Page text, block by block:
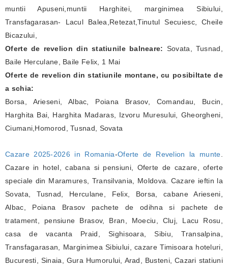
muntii Apuseni,muntii Harghitei, marginimea Sibiului,
Transfagarasan- Lacul Balea,Retezat,Tinutul Secuiesc, Cheile
Bicazului,
Oferte de revelion din statiunile balneare: Sovata, Tusnad,
Baile Herculane, Baile Felix, 1 Mai
Oferte de revelion din statiunile montane, cu posibiltate de
a schia:
Borsa, Arieseni, Albac, Poiana Brasov, Comandau, Bucin,
Harghita Bai, Harghita Madaras, Izvoru Muresului, Gheorgheni,
Ciumani,Homorod, Tusnad, Sovata
Cazare 2025-2026 in Romania-Oferte de Revelion la munte
Cazare in hotel, cabana si pensiuni, Oferte de cazare, oferte
speciale din Maramures, Transilvania, Moldova. Cazare ieftin la
Sovata, Tusnad, Herculane, Felix, Borsa, cabane Arieseni,
Albac, Poiana Brasov pachete de odihna si pachete de
tratament, pensiune Brasov, Bran, Moeciu, Cluj, Lacu Rosu,
casa de vacanta Praid, Sighisoara, Sibiu, Transalpina,
Transfagarasan, Marginimea Sibiului, cazare Timisoara hoteluri,
Bucuresti, Sinaia, Gura Humorului, Arad, Busteni, Cazari statiuni